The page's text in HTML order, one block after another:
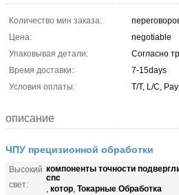
Количество мин заказа:
Цена:
negotiable
Упаковывая детали:
Согласно
Время доставки:
7-15days
Условия оплаты:
T/T, L/C,
описание
ЧПУ прецизионной обработки
Высокий
свет:
компоненты точности
cnc
, котор, Токарные Обработка